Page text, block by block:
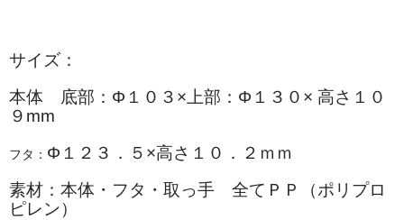
サイズ：
本体 底部：Φ１０３×上部：Φ１３０× 高さ１０
９mm
フタ： Φ１２３．５×高さ１０．２ｍｍ
素材：本体・フタ・取っ手 全てＰＰ（ポリプロ
ピレン）